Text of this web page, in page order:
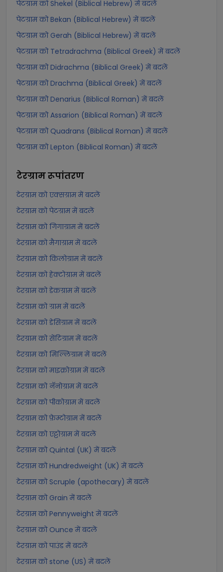
पेटग्राम को Shekel (Biblical Hebrew) में बदलें
पेटग्राम को Bekan (Biblical Hebrew) में बदलें
पेटग्राम को Gerah (Biblical Hebrew) में बदलें
पेटग्राम को Tetradrachma (Biblical Greek) में बदलें
पेटग्राम को Didrachma (Biblical Greek) में बदलें
पेटग्राम को Drachma (Biblical Greek) में बदलें
पेटग्राम को Denarius (Biblical Roman) में बदलें
पेटग्राम को Assarion (Biblical Roman) में बदलें
पेटग्राम को Quadrans (Biblical Roman) में बदलें
पेटग्राम को Lepton (Biblical Roman) में बदलें
टेरग्रामरूपांतरण
टेरग्राम को एक्सग्राम में बदलें
टेरग्राम को पेटग्राम में बदलें
टेरग्राम को गिगाग्राम में बदलें
टेरग्राम को मैगाग्राम में बदलें
टेरग्राम को किलोग्राम में बदलें
टेरग्राम को हेक्टोग्राम में बदलें
टेरग्राम को डेकग्राम में बदलें
टेरग्राम को ग्राम में बदलें
टेरग्राम को डेसिग्राम में बदलें
टेरग्राम को सेंटिग्राम में बदलें
टेरग्राम को मिल्लिग्राम में बदलें
टेरग्राम को माइक्रोग्राम में बदलें
टेरग्राम को नॅनोग्राम में बदलें
टेरग्राम को पीकोग्राम में बदलें
टेरग्राम को फ़ेम्टोग्राम में बदलें
टेरग्राम को एट्टोग्राम में बदलें
टेरग्राम को Quintal (UK) में बदलें
टेरग्राम को Hundredweight (UK) में बदलें
टेरग्राम को Scruple (apothecary) में बदलें
टेरग्राम को Grain में बदलें
टेरग्राम को Pennyweight में बदलें
टेरग्राम को Ounce में बदलें
टेरग्राम को पाउंड में बदलें
टेरग्राम को stone (US) में बदलें